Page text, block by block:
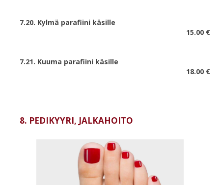
7.20. Kylmä parafiini käsille
15.00 €
7.21. Kuuma parafiini käsille
18.00 €
8. PEDIKYYRI, JALKAHOITO